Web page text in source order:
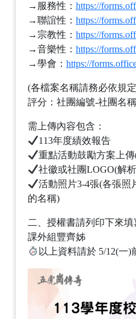
→服務性： https://
→聯誼性： https://
→宗教性： https://
→音樂性： https://
→學會： https://
(各檔案名稱請務必依規
評分：社團編號-社團名
需上傳內容包含：
113年度績效報告
重點活動鼓勵方案上
社徽或社團LOGO(解
活動照片3-4張(各張照
的名稱)
二、授權書請列印下來
課外組豐齊姊
以上資料請於 5/12(一)